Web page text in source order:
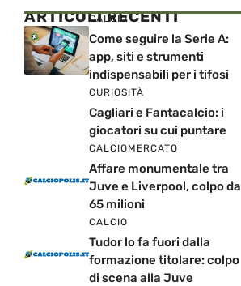
ARTICOLI RECENTI
CALCIO
Come seguire la Serie A:
app, siti e strumenti
indispensabili per i tifosi
CURIOSITÀ
Cagliari e Fantacalcio: i
giocatori su cui puntare
CALCIOMERCATO
Affare monumentale tra
Juve e Liverpool, colpo da
65 milioni
CALCIO
Tudor lo fa fuori dalla
formazione titolare: colpo
di scena alla Juve